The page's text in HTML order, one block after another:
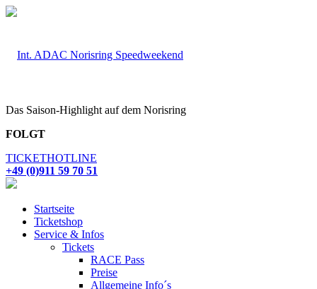
Das Saison-Highlight auf dem Norisring
FOLGT
TICKETHOTLINE
+49 (0)911 59 70 51
Startseite
Ticketshop
Service & Infos
Tickets
RACE Pass
Preise
Allgemeine Info´s